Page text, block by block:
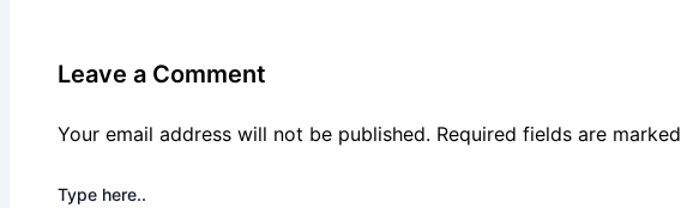
Leave a Comment
Your email address will not be published. Required fields are marked
Type here..